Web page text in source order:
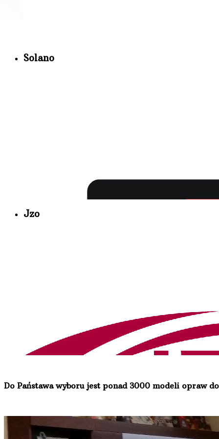
Solano
Jzo
Do Państawa wyboru jest ponad 3000 modeli opraw